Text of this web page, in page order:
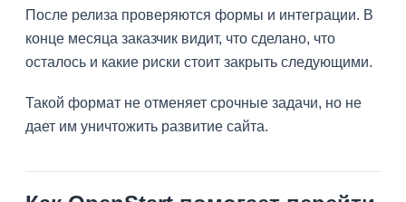
После релиза проверяются формы и интеграции. В
конце месяца заказчик видит, что сделано, что
осталось и какие риски стоит закрыть следующими.
Такой формат не отменяет срочные задачи, но не
дает им уничтожить развитие сайта.